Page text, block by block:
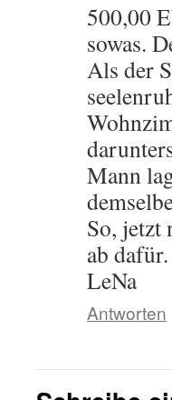
500,00
sowas.
Als der
Mann
So, jetzt
ab dafür.
LeNa
Antworten